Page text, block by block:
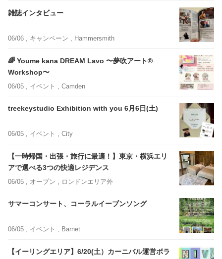
雑誌インタビュー
06/06 , キャンペーン , Hammersmith
🌈 Youme kana DREAM Lavo 〜夢吹アート®︎
Workshop〜
06/05 , イベント , Camden
treekeystudio Exhibition with you 6月6日(土)
06/05 , イベント , City
【一時帰国・出張・旅行に最適！】東京・横浜エリ
アで選べる3つの快適レジデンス
06/05 , オープン , ロンドンエリア外
サマーコンサート、コーラルイーブンソング
06/05 , イベント , Barnet
【イーリングエリア】6/20(土）カーニバル運営ボラ